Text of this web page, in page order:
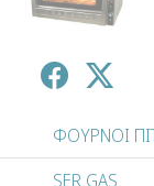
ΦΟΥΡΝΟΙ
SER GAS